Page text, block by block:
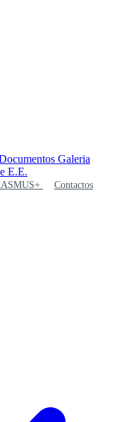
Galeria
E.E.
Contactos